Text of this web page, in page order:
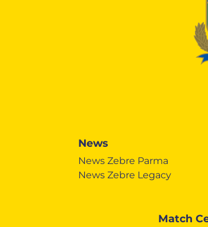
News
News Zebre Parma
News Zebre Legacy
Match